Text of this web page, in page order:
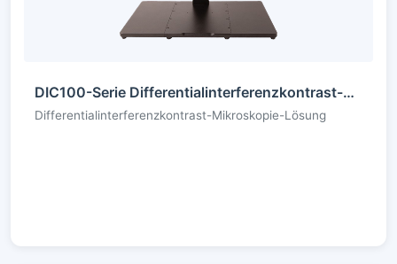
DIC100-Serie Differentialinterferenzkontrast-Mikroskopsystem
Differentialinterferenzkontrast-Mikroskopie-Lösung